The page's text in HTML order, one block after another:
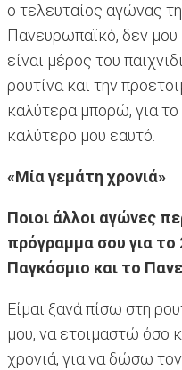
ο τελευταίος αγώνας
Πανευρωπαϊκό, δεν μου
είναι μέρος του
ρουτίνα και την
καλύτερα μπορώ, για
καλύτερο μου εαυτό.
«Μία γεμάτη χρονιά»
Ποιοι άλλοι αγώνες
πρόγραμμα σου για
Παγκόσμιο και το
Είμαι ξανά πίσω στη
μου, να ετοιμαστώ όσο
χρονιά, για να δώσω